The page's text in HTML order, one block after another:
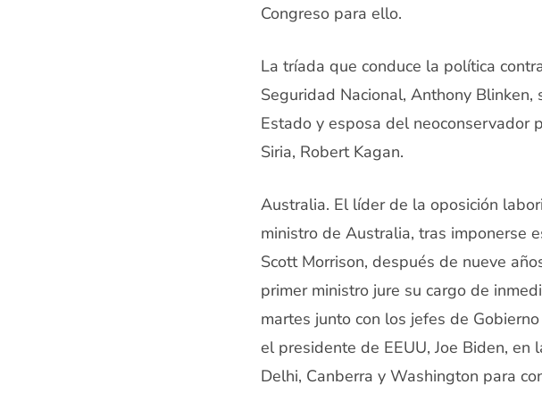
Congreso para ello.
La tríada que conduce la política
Seguridad Nacional, Anthony
Estado y esposa del neoconservador
Siria, Robert Kagan.
Australia. El líder de la oposición
ministro de Australia, tras imponerse
Scott Morrison, después de nueve
primer ministro jure su cargo de
martes junto con los jefes de
el presidente de EEUU, Joe Biden, en
Delhi, Canberra y Washington para